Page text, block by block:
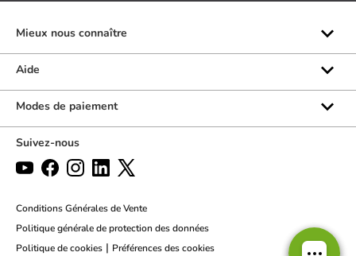
Mieux nous connaître
Qui sommes-nous ?
Les marques
Aide
Rubrique d'aide
Formulaire de contact
Par chat
Politique des retours
Modes de paiement
Suivez-nous
Conditions Générales de Vente
Politique générale de protection des données
Politique de cookies | Préférences des cookies